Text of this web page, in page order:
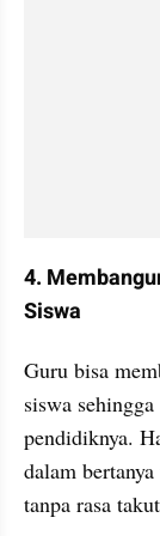
4.
Siswa
Guru bisa
siswa
pendidiknya.
dalam
tanpa rasa